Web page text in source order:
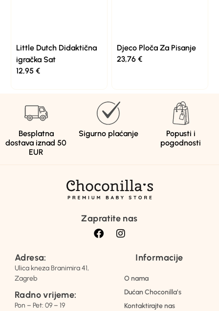
Little Dutch Didaktična
igračka Sat
12,95€
Djeco Ploča Za Pisanje
23,76 €
Besplatna
dostava iznad 50
EUR
Sigurno plaćanje
Popusti i
pogodnosti
Zapratite nas
Adresa:
Ulica kneza Branimira 41,
Zagreb
Radno vrijeme:
Pon – Pet: 09 – 19
Informacije
O nama
Dućan Choconilla’s
Kontaktirajte nas